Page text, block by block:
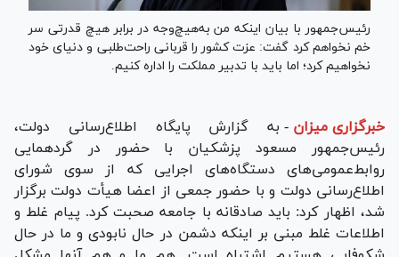
رئیس‌جمهور با بیان اینکه من به‌هیچ‌وجه در برابر هیچ قدرتی سر
خم نخواهم کرد گفت: عزت کشور را قربانی راحت‌طلبی و دنیای خود
نخواهیم کرد؛ اما باید با تدبیر مملکت را اداره کنیم.
خبرگزاری میزان - به گزارش پایگاه اطلاع‌رسانی دولت،
رئیس‌جمهور مسعود پزشکیان با حضور در گردهمایی
روابط‌عمومی‌های دستگاه‌های اجرایی که از سوی شورای
اطلاع‌رسانی دولت و با حضور جمعی از اعضا هیأت دولت برگزار
شد، اظهار کرد: باید صادقانه با جامعه صحبت کرد. پیام غلط و
اطلاعات غلط مبنی بر اینکه دشمن در حال نابودی و ما در حال